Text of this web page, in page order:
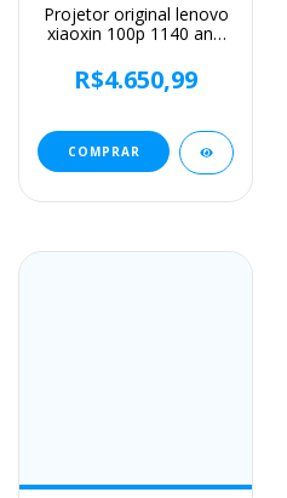
Projetor original lenovo
xiaoxin 100p 1140 ansi
smart home theater 360
ptz suporte 4k hd
R$4.650,99
COMPRAR